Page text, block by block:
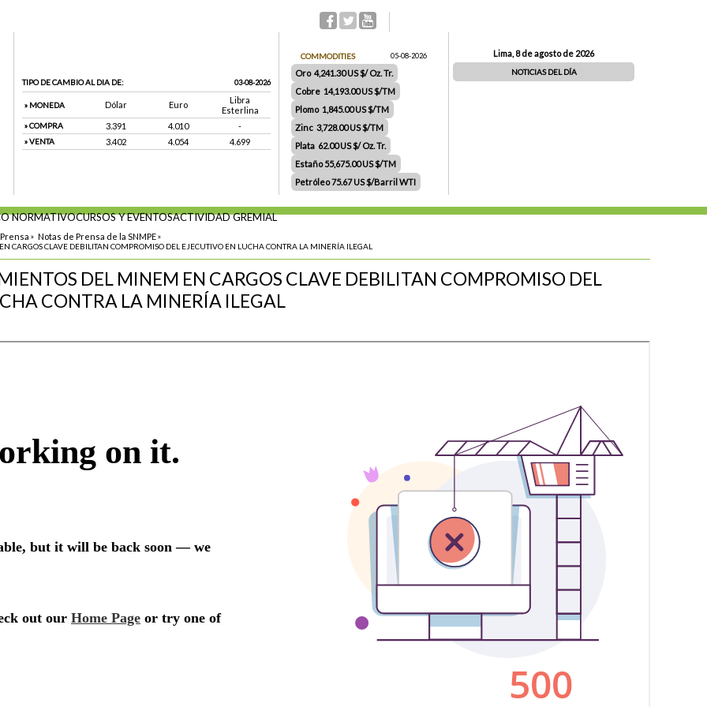
TIPO DE CAMBIO AL DIA DE: 03-08-2026
» MONEDA Dólar Euro
Libra
Esterlina
» COMPRA 3.391 4.010 -
» VENTA 3.402 4.054 4.699
COMMODITIES 05-08-2026
Oro 4,241.30 US $/ Oz. Tr.
Cobre 14,193.00 US $/TM
Plomo 1,845.00 US $/TM
Zinc 3,728.00 US $/TM
Plata 62.00 US $/ Oz. Tr.
Estaño 55,675.00 US $/TM
Petróleo 75.67 US $/Barril WTI
Lima, 8 de agosto de 2026
NOTICIAS DEL DÍA
NORMATIVOCURSOS Y EVENTOSACTIVIDAD GREMIAL
» Notas de Prensa de la SNMPE»
CARGOS CLAVE DEBILITAN COMPROMISO DEL EJECUTIVO EN LUCHA CONTRA LA MINERÍA ILEGAL
DEL MINEM EN CARGOS CLAVE DEBILITAN COMPROMISO DEL
CONTRA LA MINERÍA ILEGAL